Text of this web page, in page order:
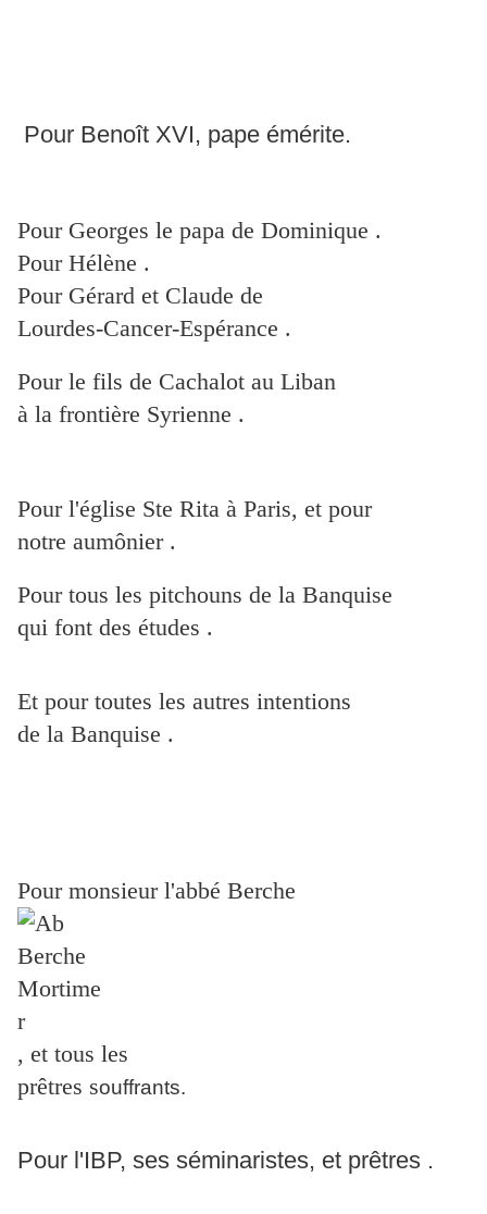
Pour Benoît XVI, pape émérite.
Pour Georges le papa de Dominique .
Pour Hélène .
Pour Gérard et Claude de
Lourdes-Cancer-Espérance .
Pour le fils de Cachalot au Liban
à la frontière Syrienne .
Pour l'église Ste Rita à Paris, et pour
notre aumônier .
Pour tous les pitchouns de la Banquise
qui font des études .
Et pour toutes les autres intentions
de la Banquise .
Pour monsieur l'abbé Berche
, et tous les
prêtres souffrants.
Pour l'IBP, ses séminaristes, et prêtres .